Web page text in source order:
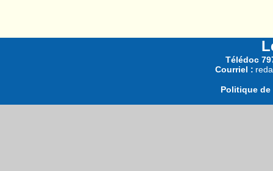
Télédoc
Courriel :
Politique